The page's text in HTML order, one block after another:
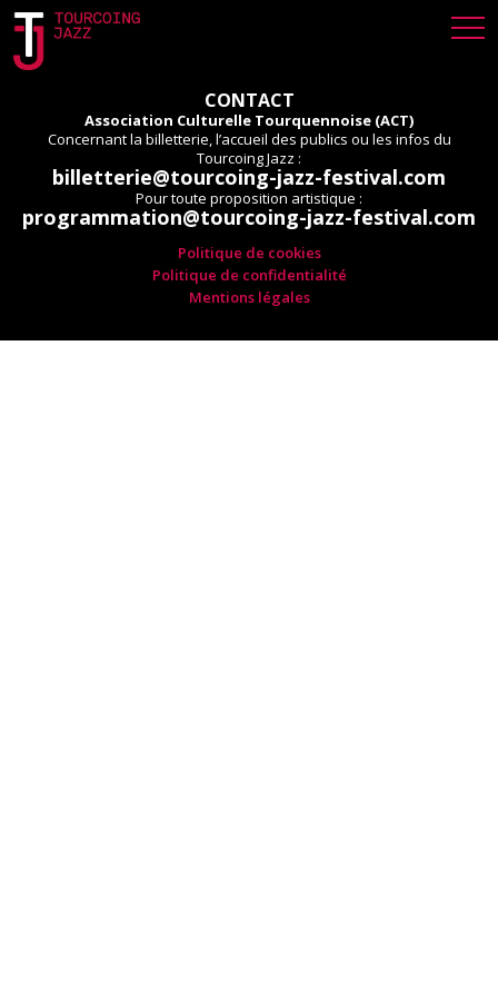
CONTACT
Association Culturelle Tourquennoise (ACT)
Concernant la billetterie, l’accueil des publics ou les infos du
Tourcoing Jazz :
billetterie@tourcoing-jazz-festival.com
Pour toute proposition artistique :
programmation@tourcoing-jazz-festival.com
Politique de cookies
Politique de confidentialité
Mentions légales